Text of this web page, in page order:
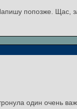
попозже. Щас,
один очень